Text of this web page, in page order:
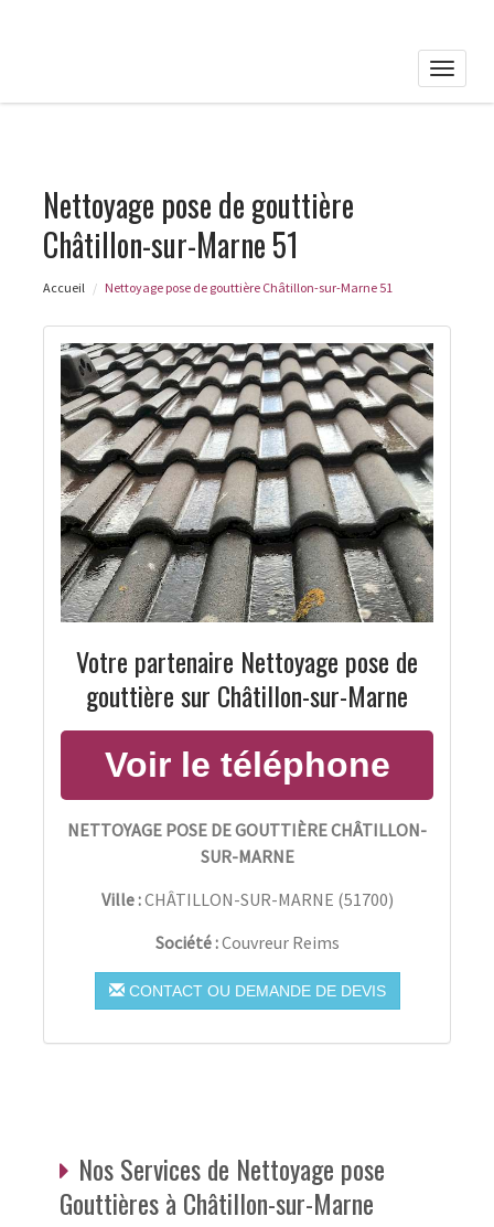
Toggle
Nettoyage pose de gouttière
Châtillon-sur-Marne 51
Accueil Nettoyage pose de gouttière Châtillon-sur-Marne 51
Votre partenaire Nettoyage pose de
gouttière sur Châtillon-sur-Marne
NETTOYAGE POSE DE GOUTTIÈRE CHÂTILLON-
SUR-MARNE
Ville :CHÂTILLON-SUR-MARNE (51700)
Société :Couvreur Reims
CONTACT OU DEMANDE DE DEVIS
Nos Services de Nettoyage pose
Gouttières à Châtillon-sur-Marne